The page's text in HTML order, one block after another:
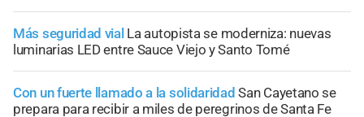
Más seguridad vial La autopista se moderniza: nuevas
luminarias LED entre Sauce Viejo y Santo Tomé
Con un fuerte llamado a la solidaridad San Cayetano se
prepara para recibir a miles de peregrinos de Santa Fe